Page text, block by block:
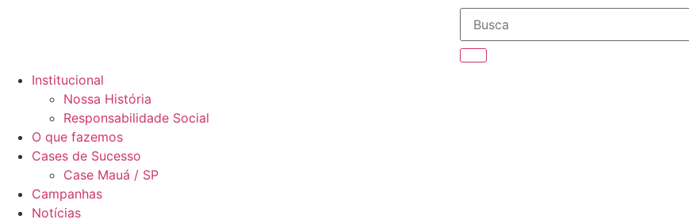
Institucional
Nossa História
Responsabilidade Social
O que fazemos
Cases de Sucesso
Case Mauá / SP
Campanhas
Notícias